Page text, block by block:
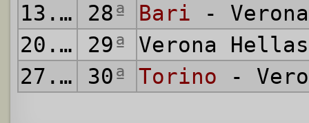
13.04.1986
28ª Bari -
20.04.1986
29ª
Verona
27.04.1986
30ª Torino -